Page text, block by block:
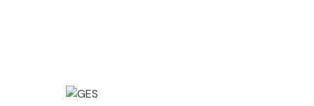
exposition Nord-Sud